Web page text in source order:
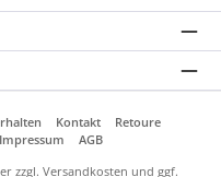
Kontakt
Retoure
Impressum
AGB
zzgl. Versandkosten und ggf.